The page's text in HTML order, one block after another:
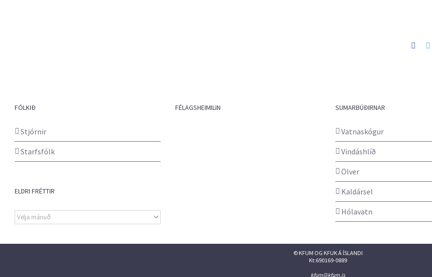
FÓLKIÐ
Stjórnir
Starfsfólk
ELDRI FRÉTTIR
Eldri
fréttir
FÉLAGSHEIMILIN SUMARBÚÐIRNAR
Vatnaskógur
Vindáshlíð
Ölver
Kaldársel
Hólavatn
© KFUM OG KFUK Á ÍSLANDI
Kt:690169-0889
kfum@kfum.is